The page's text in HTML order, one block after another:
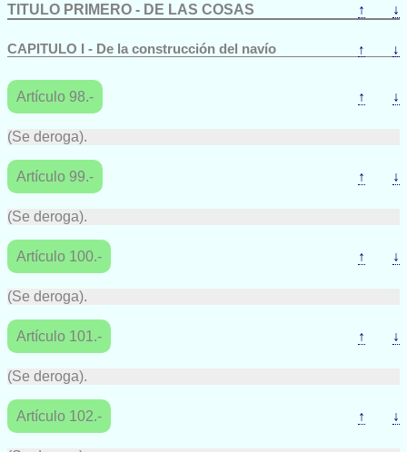
TITULO PRIMERO - DE LAS COSAS ↑ ↓
CAPITULO I - De la construcción del navío ↑ ↓
Artículo 98.- ↑ ↓
(Se deroga).
Artículo 99.- ↑ ↓
(Se deroga).
Artículo 100.- ↑ ↓
(Se deroga).
Artículo 101.- ↑ ↓
(Se deroga).
Artículo 102.- ↑ ↓